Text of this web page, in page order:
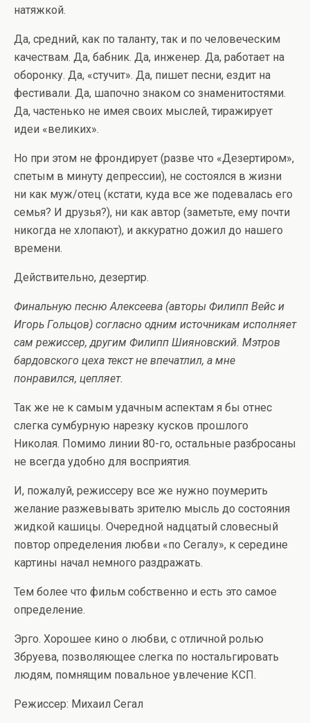
натяжкой.
Да, средний, как по таланту, так и по человеческим
качествам. Да, бабник. Да, инженер. Да, работает на
оборонку. Да, «стучит». Да, пишет песни, ездит на
фестивали. Да, шапочно знаком со знаменитостями.
Да, частенько не имея своих мыслей, тиражирует
идеи «великих».
Но при этом не фрондирует (разве что «Дезертиром»,
спетым в минуту депрессии), не состоялся в жизни
ни как муж/отец (кстати, куда все же подевалась его
семья? И друзья?), ни как автор (заметьте, ему почти
никогда не хлопают), и аккуратно дожил до нашего
времени.
Действительно, дезертир.
Финальную песню Алексеева (авторы Филипп Вейс и
Игорь Гольцов) согласно одним источникам исполняет
сам режиссер, другим Филипп Шияновский. Мэтров
бардовского цеха текст не впечатлил, а мне
понравился, цепляет.
Так же не к самым удачным аспектам я бы отнес
слегка сумбурную нарезку кусков прошлого
Николая. Помимо линии 80-го, остальные разбросаны
не всегда удобно для восприятия.
И, пожалуй, режиссеру все же нужно поумерить
желание разжевывать зрителю мысль до состояния
жидкой кашицы. Очередной надцатый словесный
повтор определения любви «по Сегалу», к середине
картины начал немного раздражать.
Тем более что фильм собственно и есть это самое
определение.
Эрго. Хорошее кино о любви, с отличной ролью
Збруева, позволяющее слегка по ностальгировать
людям, помнящим повальное увлечение КСП.
Режиссер: Михаил Сегал